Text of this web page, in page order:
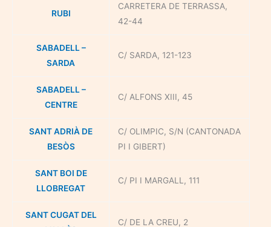
RUBI
CARRETERA DE TERRASSA,
42-44
SABADELL –
SARDA
C/ SARDA, 121-123
SABADELL –
CENTRE
C/ ALFONS XIII, 45
SANT ADRIÀ DE
BESÒS
C/ OLIMPIC, S/N (CANTONADA
PI I GIBERT)
SANT BOI DE
LLOBREGAT
C/ PI I MARGALL, 111
SANT CUGAT DEL
C/ DE LA CREU, 2